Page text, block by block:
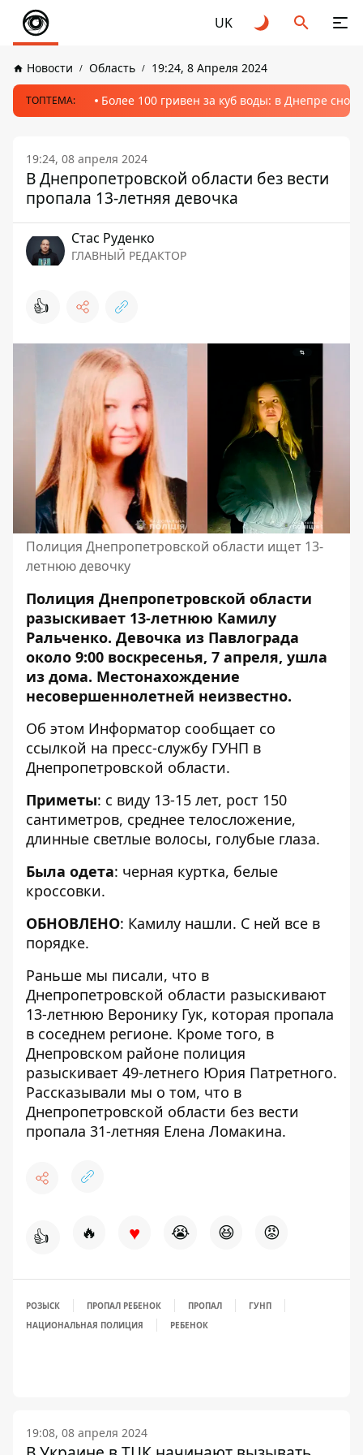
UK
Новости Область 19:24, 8 Апреля 2024
ТОПТЕМА: Более 100 гривен за куб воды: в Днепре
19:24, 08 апреля 2024
В Днепропетровской области без вести
пропала 13-летняя девочка
Стаc Руденко
ГЛАВНЫЙ РЕДАКТОР
👍
Полиция Днепропетровской области ищет 13-
летнюю девочку
Полиция Днепропетровской области
разыскивает 13-летнюю Камилу
Ральченко. Девочка из Павлограда
около 9:00 воскресенья, 7 апреля, ушла
из дома. Местонахождение
несовершеннолетней неизвестно.
Об этом Информатор сообщает со
ссылкой на пресс-службу ГУНП в
Днепропетровской области.
Приметы: с виду 13-15 лет, рост 150
сантиметров, среднее телосложение,
длинные светлые волосы, голубые глаза.
Была одета: черная куртка, белые
кроссовки.
ОБНОВЛЕНО: Камилу нашли. С ней все в
порядке.
Раньше мы писали, что в
Днепропетровской области разыскивают
13-летнюю Веронику Гук, которая пропала
в соседнем регионе. Кроме того, в
Днепровском районе полиция
разыскивает 49-летнего Юрия Патретного.
Рассказывали мы о том, что в
Днепропетровской области без вести
пропала 31-летняя Елена Ломакина.
👍 🔥 ♥ 😭 😆 😡
РОЗЫСК ПРОПАЛ РЕБЕНОК ПРОПАЛ
ГУНП
НАЦИОНАЛЬНАЯ ПОЛИЦИЯ
РЕБЕНОК
19:08, 08 апреля 2024